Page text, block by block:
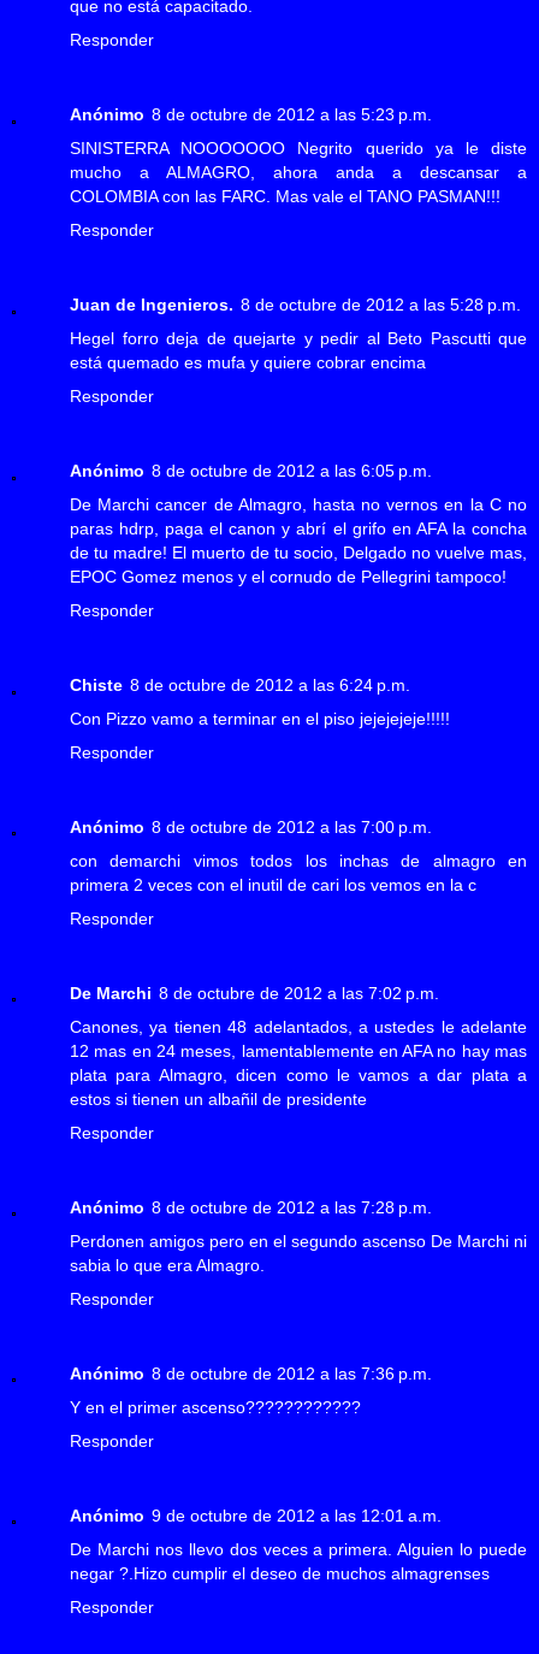
que no está capacitado.
Responder
Anónimo 8 de octubre de 2012 a las 5:23 p.m.
SINISTERRA NOOOOOOO Negrito querido ya le diste
mucho a ALMAGRO, ahora anda a descansar a
COLOMBIA con las FARC. Mas vale el TANO PASMAN!!!
Responder
Juan de Ingenieros. 8 de octubre de 2012 a las 5:28 p.m.
Hegel forro deja de quejarte y pedir al Beto Pascutti que
está quemado es mufa y quiere cobrar encima
Responder
Anónimo 8 de octubre de 2012 a las 6:05 p.m.
De Marchi cancer de Almagro, hasta no vernos en la C no
paras hdrp, paga el canon y abrí el grifo en AFA la concha
de tu madre! El muerto de tu socio, Delgado no vuelve mas,
EPOC Gomez menos y el cornudo de Pellegrini tampoco!
Responder
Chiste 8 de octubre de 2012 a las 6:24 p.m.
Con Pizzo vamo a terminar en el piso jejejejeje!!!!!
Responder
Anónimo 8 de octubre de 2012 a las 7:00 p.m.
con demarchi vimos todos los inchas de almagro en
primera 2 veces con el inutil de cari los vemos en la c
Responder
De Marchi 8 de octubre de 2012 a las 7:02 p.m.
Canones, ya tienen 48 adelantados, a ustedes le adelante
12 mas en 24 meses, lamentablemente en AFA no hay mas
plata para Almagro, dicen como le vamos a dar plata a
estos si tienen un albañil de presidente
Responder
Anónimo 8 de octubre de 2012 a las 7:28 p.m.
Perdonen amigos pero en el segundo ascenso De Marchi ni
sabia lo que era Almagro.
Responder
Anónimo 8 de octubre de 2012 a las 7:36 p.m.
Y en el primer ascenso????????????
Responder
Anónimo 9 de octubre de 2012 a las 12:01 a.m.
De Marchi nos llevo dos veces a primera. Alguien lo puede
negar ?.Hizo cumplir el deseo de muchos almagrenses
Responder